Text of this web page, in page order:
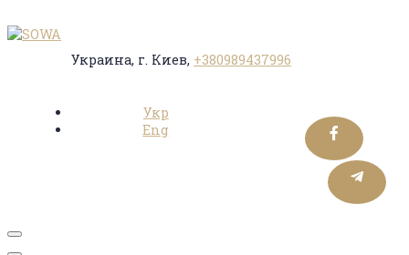
Украина, г. Киев, +380989437996
Укр
Eng
Toggle